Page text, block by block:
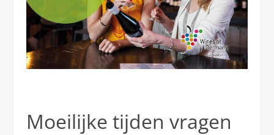
Moeilijke tijden vragen